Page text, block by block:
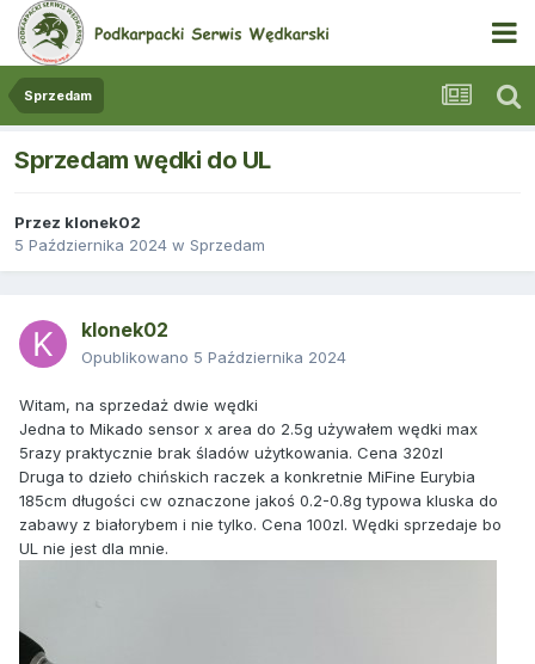
Sprzedam
Sprzedam wędki do UL
Przez klonek02
5 Października 2024 w Sprzedam
klonek02
Opublikowano 5 Października 2024
Witam, na sprzedaż dwie wędki
Jedna to Mikado sensor x area do 2.5g używałem wędki max
5razy praktycznie brak śladów użytkowania. Cena 320zl
Druga to dzieło chińskich raczek a konkretnie MiFine Eurybia
185cm długości cw oznaczone jakoś 0.2-0.8g typowa kluska do
zabawy z białorybem i nie tylko. Cena 100zl. Wędki sprzedaje bo
UL nie jest dla mnie.